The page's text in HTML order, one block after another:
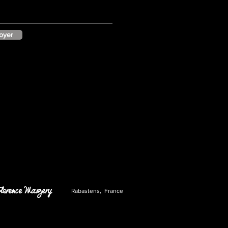
Margery Rabastens, France